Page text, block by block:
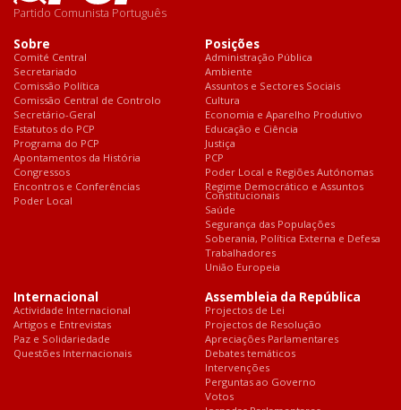
Partido Comunista Português
Sobre
Comité Central
Secretariado
Comissão Política
Comissão Central de Controlo
Secretário-Geral
Estatutos do PCP
Programa do PCP
Apontamentos da História
Congressos
Encontros e Conferências
Poder Local
Posições
Administração Pública
Ambiente
Assuntos e Sectores Sociais
Cultura
Economia e Aparelho Produtivo
Educação e Ciência
Justiça
PCP
Poder Local e Regiões Autónomas
Regime Democrático e Assuntos
Constitucionais
Saúde
Segurança das Populações
Soberania, Política Externa e Defesa
Trabalhadores
União Europeia
Internacional
Actividade Internacional
Artigos e Entrevistas
Paz e Solidariedade
Questões Internacionais
Assembleia da República
Projectos de Lei
Projectos de Resolução
Apreciações Parlamentares
Debates temáticos
Intervenções
Perguntas ao Governo
Votos